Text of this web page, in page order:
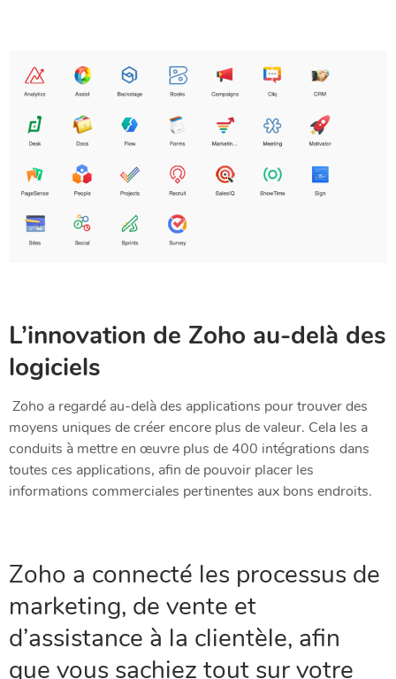
L’innovation de Zoho au-delà des
logiciels
Zoho a regardé au-delà des applications pour trouver des
moyens uniques de créer encore plus de valeur. Cela les a
conduits à mettre en œuvre plus de 400 intégrations dans
toutes ces applications, afin de pouvoir placer les
informations commerciales pertinentes aux bons endroits.
Zoho a connecté les processus de
marketing, de vente et
d’assistance à la clientèle, afin
que vous sachiez tout sur votre